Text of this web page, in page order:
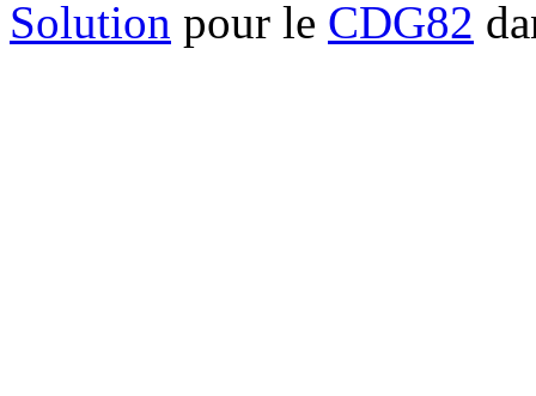
Solution pour le CDG82